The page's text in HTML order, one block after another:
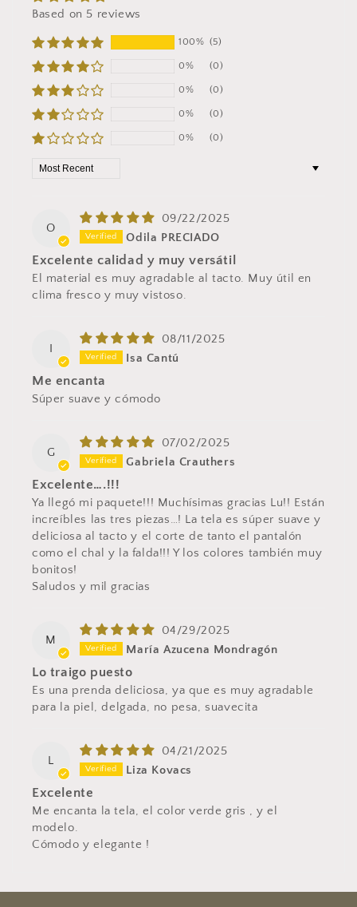
Based on 5 reviews
100% (5)
0% (0)
0% (0)
0% (0)
0% (0)
Sort by
O
09/22/2025
Odila PRECIADO
Excelente calidad y muy versátil
El material es muy agradable al tacto. Muy útil en
clima fresco y muy vistoso.
I
08/11/2025
Isa Cantú
Me encanta
Súper suave y cómodo
G
07/02/2025
Gabriela Crauthers
Excelente….!!!
Ya llegó mi paquete!!! Muchísimas gracias Lu!! Están
increíbles las tres piezas…! La tela es súper suave y
deliciosa al tacto y el corte de tanto el pantalón
como el chal y la falda!!! Y los colores también muy
bonitos!
Saludos y mil gracias
M
04/29/2025
María Azucena Mondragón
Lo traigo puesto
Es una prenda deliciosa, ya que es muy agradable
para la piel, delgada, no pesa, suavecita
L
04/21/2025
Liza Kovacs
Excelente
Me encanta la tela, el color verde gris , y el
modelo.
Cómodo y elegante !